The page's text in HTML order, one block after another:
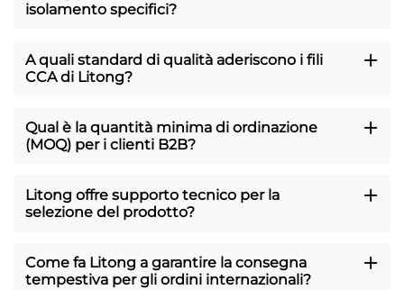
isolamento specifici?
A quali standard di qualità aderiscono i fili
CCA di Litong?
Qual è la quantità minima di ordinazione
(MOQ) per i clienti B2B?
Litong offre supporto tecnico per la
selezione del prodotto?
Come fa Litong a garantire la consegna
tempestiva per gli ordini internazionali?